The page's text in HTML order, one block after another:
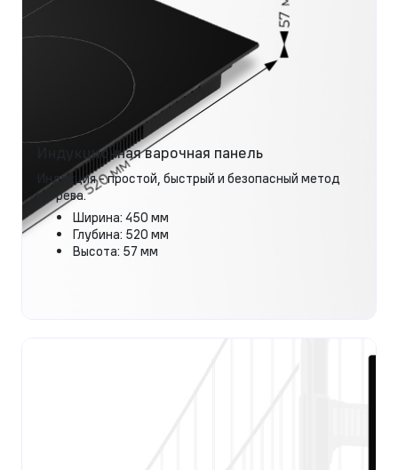
Индукционная варочная панель
Индукция - простой, быстрый и безопасный метод
нагрева.
Ширина: 450 мм
Глубина: 520 мм
Высота: 57 мм